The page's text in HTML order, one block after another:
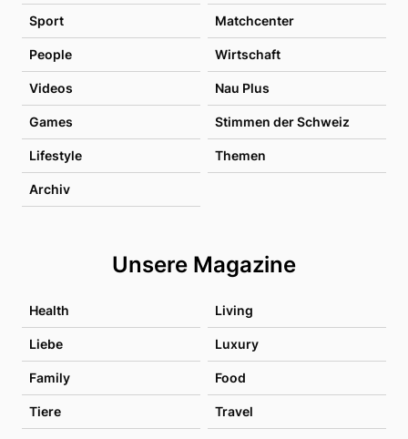
Sport Matchcenter
People Wirtschaft
Videos Nau Plus
Games Stimmen der Schweiz
Lifestyle Themen
Archiv
Unsere Magazine
Health Living
Liebe Luxury
Family Food
Tiere Travel